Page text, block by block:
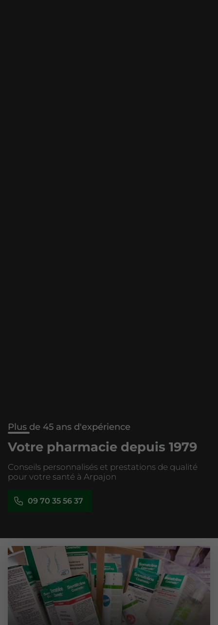
Plus de 45 ans d'expérience
Votre pharmacie depuis 1979
Conseils personnalisés et prestations de qualité
pour votre santé à Arpajon
09 70 35 56 37